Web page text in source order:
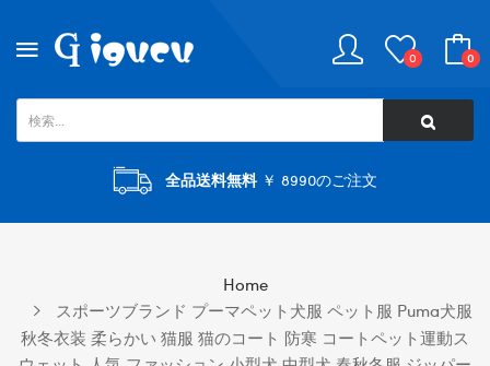
0 0
全品送料無料￥ 8990のご注文
Home
スポーツブランド プーマペット犬服 ペット服 Puma犬服
秋冬衣装 柔らかい 猫服 猫のコート 防寒 コートペット運動ス